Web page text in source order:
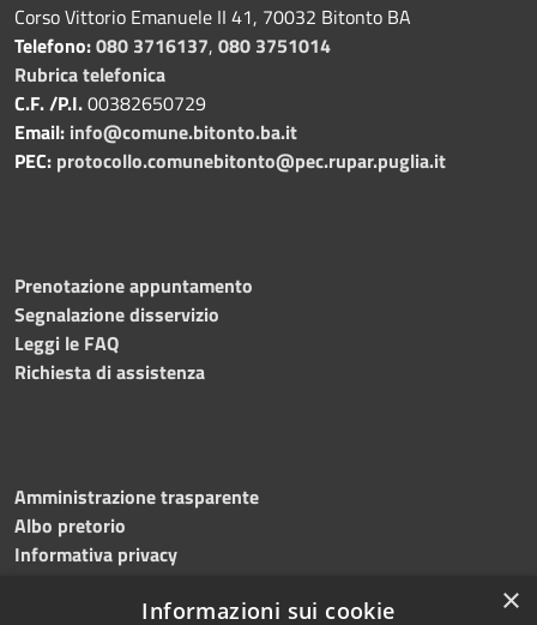
Corso Vittorio Emanuele II 41, 70032 Bitonto BA
Telefono:080 3716137, 080 3751014
Rubrica telefonica
C.F. /P.I.00382650729
Email: info@comune.bitonto.ba.it
PEC: protocollo.comunebitonto@pec.rupar.puglia.it
Prenotazione appuntamento
Segnalazione disservizio
Leggi le FAQ
Richiesta di assistenza
Amministrazione trasparente
Albo pretorio
Informativa privacy
Dichiarazione di accessibilità Meccanismo di feedback ×
Informazioni sui cookie